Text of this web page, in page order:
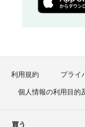
利用規約 プライ
個人情報の利用目的
買う